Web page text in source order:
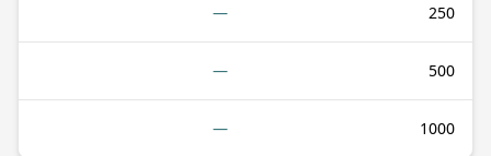
250
—
500
—
1000
—